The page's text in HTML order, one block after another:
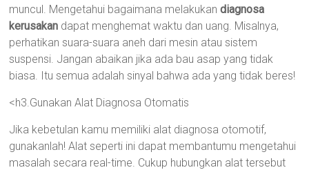
muncul. Mengetahui bagaimana melakukandiagnosa
kerusakan dapat menghemat waktu dan uang. Misalnya,
perhatikan suara-suara aneh dari mesin atau sistem
suspensi. Jangan abaikan jika ada bau asap yang tidak
biasa. Itu semua adalah sinyal bahwa ada yang tidak beres!
<h3.Gunakan Alat Diagnosa Otomatis
Jika kebetulan kamu memiliki alat diagnosa otomotif,
gunakanlah! Alat seperti ini dapat membantumu mengetahui
masalah secara real-time. Cukup hubungkan alat tersebut